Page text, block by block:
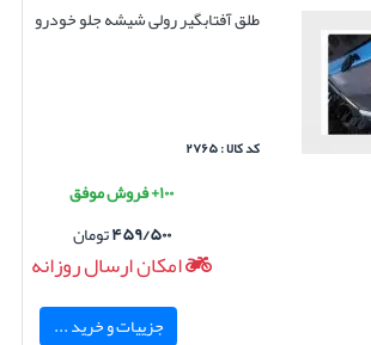
طلق آفتابگیر رولی شیشه جلو خودرو
کد کالا : ۲۷۶۵
۱۰۰+ فروش موفق
۴۵۹/۵۰۰تومان
امکان ارسال روزانه
جزییات و خرید ...